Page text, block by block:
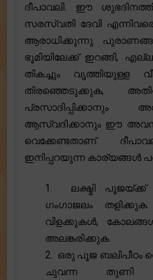
ദീപാവലി. ഈ
സരസ്വതി ദേവി
ആരാധിക്കുന്നു.
ഭൂമിയിലേക്ക് ഇറങ്ങി,
തികച്ചും വൃത്തിയുള്ള
തിരഞ്ഞെടുക്കുക,
പ്രസാദിപ്പിക്കാനും
ആസ്വദിക്കാനും ഈ
വെക്കേണ്ടതാണ്.
ഇനിപ്പറയുന്ന കാര്യങ്ങൾ
1. ലക്ഷ്മി പൂജയ്ക്ക്
ഗംഗാജലം
വിളക്കുകൾ,
അലങ്കരിക്കുക.
2. ഒരു പൂജ ബലിപീഠം
ചുവന്ന തുണി